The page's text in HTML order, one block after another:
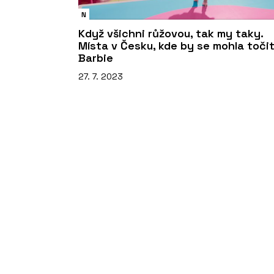
N
Když všichni růžovou, tak my taky.
Místa v Česku, kde by se mohla točit
Barbie
27. 7. 2023